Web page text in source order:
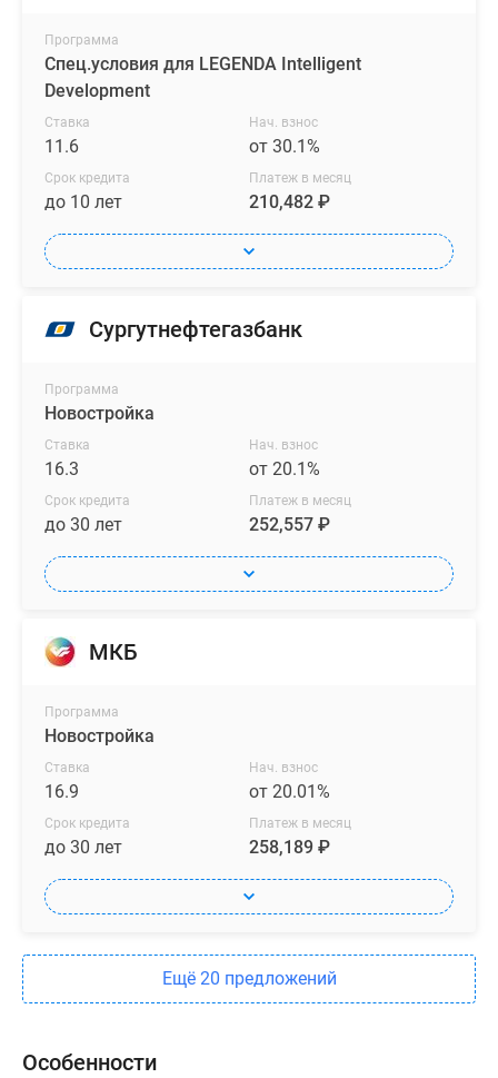
Программа
Спец.условия для LEGENDA Intelligent
Development
Ставка
11.6
Нач. взнос
от 30.1%
Срок кредита
до 10 лет
Платеж в месяц
210,482 ₽
Сургутнефтегазбанк
Программа
Новостройка
Ставка
16.3
Нач. взнос
от 20.1%
Срок кредита
до 30 лет
Платеж в месяц
252,557 ₽
МКБ
Программа
Новостройка
Ставка
16.9
Нач. взнос
от 20.01%
Срок кредита
до 30 лет
Платеж в месяц
258,189 ₽
Ещё 20 предложений
Особенности